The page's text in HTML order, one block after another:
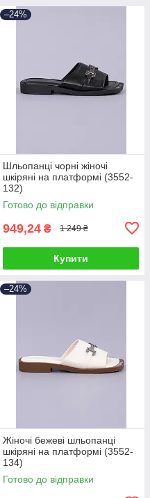
–24%
Шльопанці чорні жіночі
шкіряні на платформі (3552-
132)
Готово до відправки
949,24 ₴ 1 249 ₴
Купити
–24%
Жіночі бежеві шльопанці
шкіряні на платформі (3552-
134)
Готово до відправки